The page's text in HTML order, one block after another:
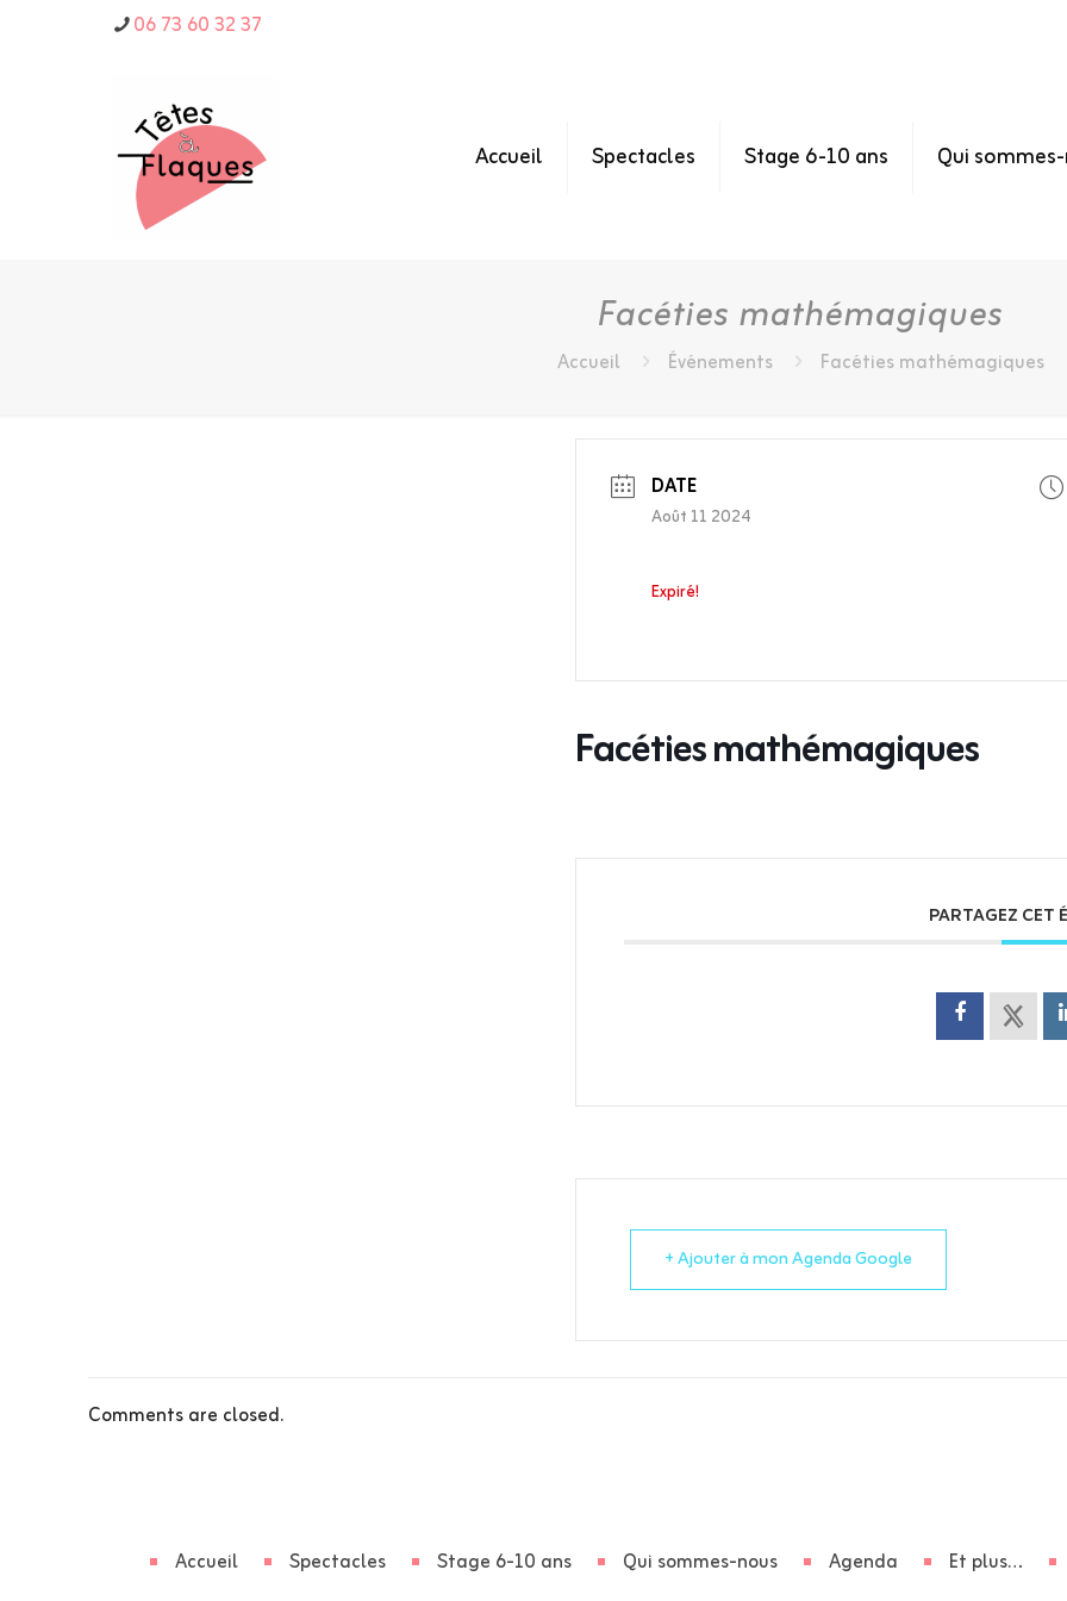
06 73 60 32 37
Accueil Spectacles Stage 6-10 ans Qui
Facéties mathémagiques
Accueil Événements Facéties mathémagiques
DATE
Août 11 2024
Expiré!
Facéties mathémagiques
PARTAGEZ CET
+ Ajouter à mon Agenda Google
Comments are closed.
Accueil Spectacles Stage 6-10 ans Qui sommes-nous Agenda Et plus…